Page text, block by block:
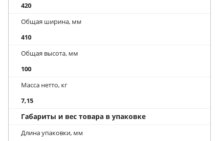
420
Общая ширина, мм
410
Общая высота, мм
100
Масса нетто, кг
7,15
Габариты и вес товара в упаковке
Длина упаковки, мм